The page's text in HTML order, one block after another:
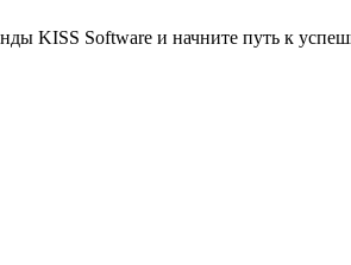
KISS Software и начните путь к